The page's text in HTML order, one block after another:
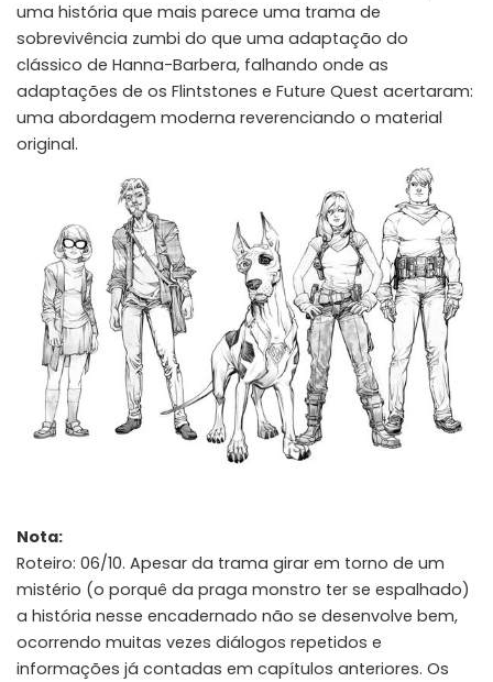
uma história que mais parece uma trama de
sobrevivência zumbi do que uma adaptação do
clássico de Hanna-Barbera, falhando onde as
adaptações de os Flintstones e Future Quest acertaram:
uma abordagem moderna reverenciando o material
original.
Nota:
Roteiro: 06/10. Apesar da trama girar em torno de um
mistério (o porquê da praga monstro ter se espalhado)
a história nesse encadernado não se desenvolve bem,
ocorrendo muitas vezes diálogos repetidos e
informações já contadas em capítulos anteriores. Os